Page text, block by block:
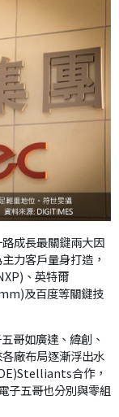
成長最關鍵兩大因
力客戶量身打造，
、英特爾
及百度等關鍵技
哥如廣達、緯創、
廠布局逐漸浮出水
合作，
子五哥也分別與零組